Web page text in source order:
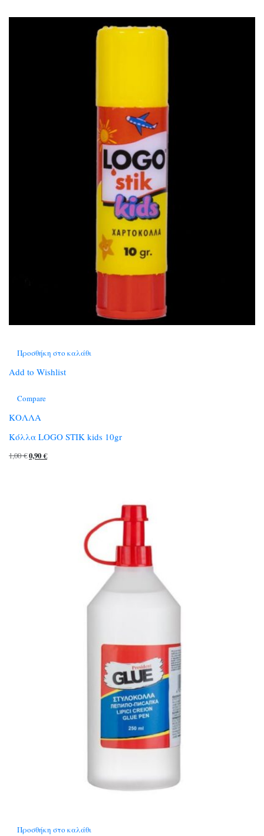
Προσθήκη στο καλάθι
Add to Wishlist
Compare
ΚΟΛΛΑ
Κόλλα LOGO STIK kids 10gr
1,00€Original
0,90€Η
Προσθήκη στο καλάθι